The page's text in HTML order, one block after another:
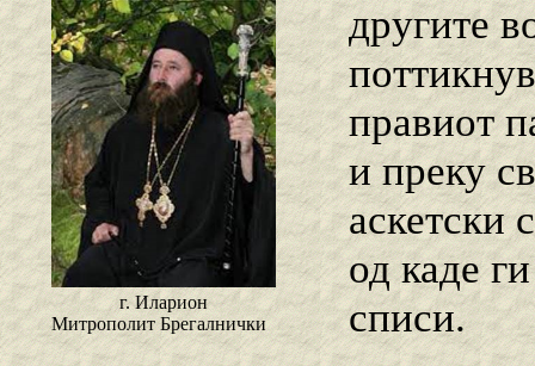
г. Иларион
Митрополит Брегалнички
другите
правиот
и преку
аскетски
од каде
списи.